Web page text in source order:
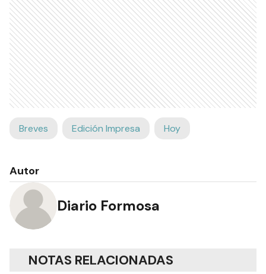
Breves Edición Impresa Hoy
Autor
Diario Formosa
NOTAS RELACIONADAS